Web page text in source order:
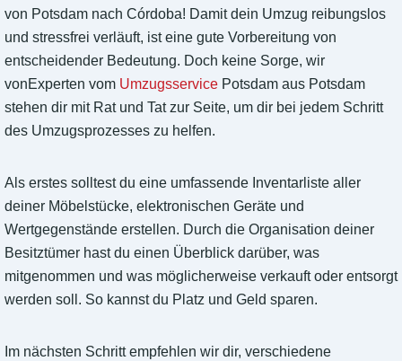
von Potsdam nach Córdoba! Damit dein Umzug reibungslos
und stressfrei verläuft, ist eine gute Vorbereitung von
entscheidender Bedeutung. Doch keine Sorge, wir
vonExperten vom Umzugsservice Potsdam aus Potsdam
stehen dir mit Rat und Tat zur Seite, um dir bei jedem Schritt
des Umzugsprozesses zu helfen.
Als erstes solltest du eine umfassende Inventarliste aller
deiner Möbelstücke, elektronischen Geräte und
Wertgegenstände erstellen. Durch die Organisation deiner
Besitztümer hast du einen Überblick darüber, was
mitgenommen und was möglicherweise verkauft oder entsorgt
werden soll. So kannst du Platz und Geld sparen.
Im nächsten Schritt empfehlen wir dir, verschiedene